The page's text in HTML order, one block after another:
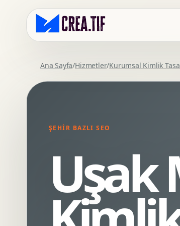
Kurumsal Web Tasarim
SEO Uyumlu Web Tasarim
Kurumsal Site Yenileme
Prototip Tasarimi
Dashboard UI
Conversion UX
Ana Sayfa/Hizmetler/Kurumsal Kimlik
ŞEHIR BAZLI SEO
Uşak